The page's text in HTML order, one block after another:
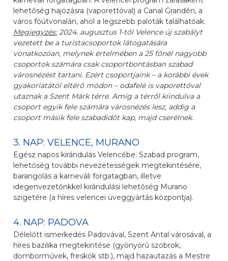
lehetőség hajózásra (vaporettóval) a Canal Grandén, a
város főútvonalán, ahol a legszebb paloták találhatóak.
Megjegyzés:2024. augusztus 1-től Velence új szabályt
vezetett be a turistacsoportok látogatására
vonatkozóan, melynek értelmében a 25 főnél nagyobb
csoportok számára csak csoportbontásban szabad
városnézést tartani. Ezért csoportjaink – a korábbi évek
gyakorlatától eltérő módon – odafelé is vaporettóval
utaznak a Szent Márk térre. Amíg a térről kiindulva a
csoport egyik fele számára városnézés lesz, addig a
csoport másik fele szabadidőt kap, majd cserélnek.
3. NAP: VELENCE, MURANO
Egész napos kirándulás Velencébe. Szabad program,
lehetőség további nevezetességek megtekintésére,
barangolás a karneváli forgatagban, illetve
idegenvezetőnkkel kirándulási lehetőség Murano
szigetére (a híres velencei üveggyártás központja).
4. NAP: PADOVA
Délelőtt ismerkedés Padovával, Szent Antal városával, a
híres bazilika megtekintése (gyönyörű szobrok,
domborművek, freskók stb.), majd hazautazás a Mestre